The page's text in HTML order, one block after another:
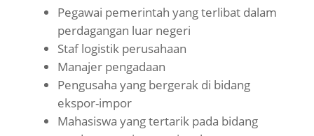
Pegawai pemerintah yang terlibat dalam
perdagangan luar negeri
Staf logistik perusahaan
Manajer pengadaan
Pengusaha yang bergerak di bidang
ekspor-impor
Mahasiswa yang tertarik pada bidang